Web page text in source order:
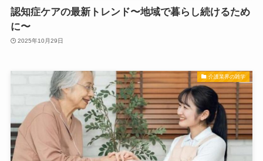
認知症ケアの最新トレンド〜地域で暮らし続けるため
に〜
2025年10月29日
介護業界の雑学